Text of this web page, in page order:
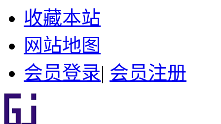
收藏本站
网站地图
会员登录| 会员注册